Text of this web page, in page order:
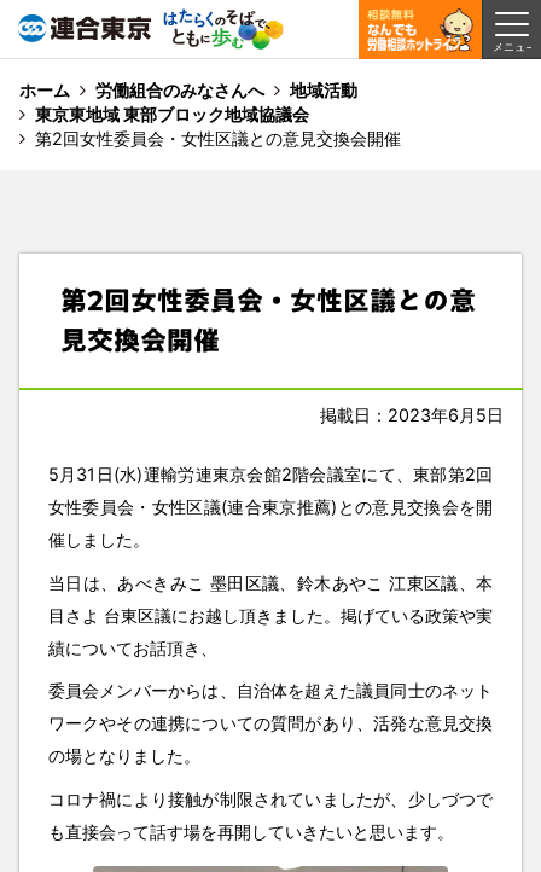
ホーム 労働組合のみなさんへ
地域活動
東京東地域 東部ブロック地域協議会
第2回女性委員会・女性区議との意見交換会開催
第2回女性委員会・女性区議との意
見交換会開催
掲載日：2023年6月5日
5月31日(水)運輸労連東京会館2階会議室にて、東部第2回
女性委員会・女性区議(連合東京推薦)との意見交換会を開
催しました。
当日は、あべきみこ 墨田区議、鈴木あやこ 江東区議、本
目さよ 台東区議にお越し頂きました。掲げている政策や実
績についてお話頂き、
委員会メンバーからは、自治体を超えた議員同士のネット
ワークやその連携についての質問があり、活発な意見交換
の場となりました。
コロナ禍により接触が制限されていましたが、少しづつで
も直接会って話す場を再開していきたいと思います。